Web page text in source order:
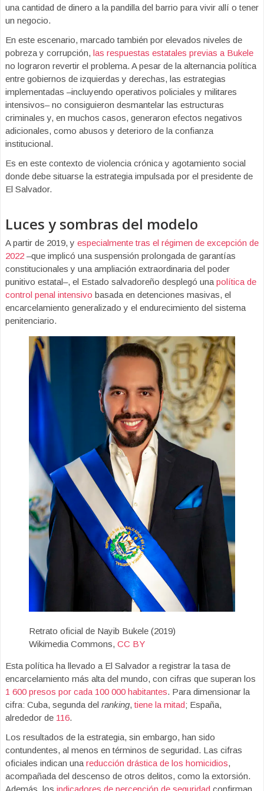
una cantidad de dinero a la pandilla del barrio para vivir allí o tener
un negocio.
En este escenario, marcado también por elevados niveles de
pobreza y corrupción, las respuestas estatales previas a Bukele
no lograron revertir el problema. A pesar de la alternancia política
entre gobiernos de izquierdas y derechas, las estrategias
implementadas –incluyendo operativos policiales y militares
intensivos– no consiguieron desmantelar las estructuras
criminales y, en muchos casos, generaron efectos negativos
adicionales, como abusos y deterioro de la confianza
institucional.
Es en este contexto de violencia crónica y agotamiento social
donde debe situarse la estrategia impulsada por el presidente de
El Salvador.
Luces y sombras del modelo
A partir de 2019, y especialmente tras el régimen de excepción de
2022 –que implicó una suspensión prolongada de garantías
constitucionales y una ampliación extraordinaria del poder
punitivo estatal–, el Estado salvadoreño desplegó una política de
control penal intensivo basada en detenciones masivas, el
encarcelamiento generalizado y el endurecimiento del sistema
penitenciario.
Retrato oficial de Nayib Bukele (2019)
Wikimedia Commons, CC BY
Esta política ha llevado a El Salvador a registrar la tasa de
encarcelamiento más alta del mundo, con cifras que superan los
1 600 presos por cada 100 000 habitantes. Para dimensionar la
cifra: Cuba, segunda del ranking,tiene la mitad; España,
alrededor de 116.
Los resultados de la estrategia, sin embargo, han sido
contundentes, al menos en términos de seguridad. Las cifras
oficiales indican una reducción drástica de los homicidios,
acompañada del descenso de otros delitos, como la extorsión.